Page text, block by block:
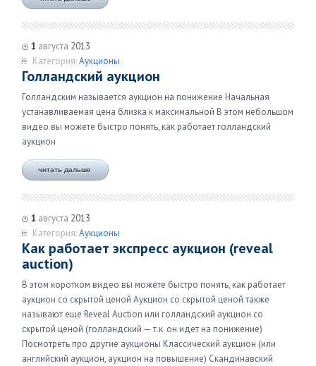
1 августа 2013
Категория:Аукционы
Голландский аукцион
Голландским называется аукцион на понижение Начальная
устанавливаемая цена близка к максимальной В этом небольшом
видео вы можете быстро понять, как работает голландский
аукцион
читать дальше
1 августа 2013
Категория:Аукционы
Как работает экспресс аукцион (reveal
auction)
В этом коротком видео вы можете быстро понять, как работает
аукцион со скрытой ценой Аукцион со скрытой ценой также
называют еще Reveal Auction или голландский аукцион со
скрытой ценой (голландский — т.к. он идет на понижение)
Посмотреть про другие аукционы Классический аукцион (или
английский аукцион, аукцион на повышение) Скандинавский